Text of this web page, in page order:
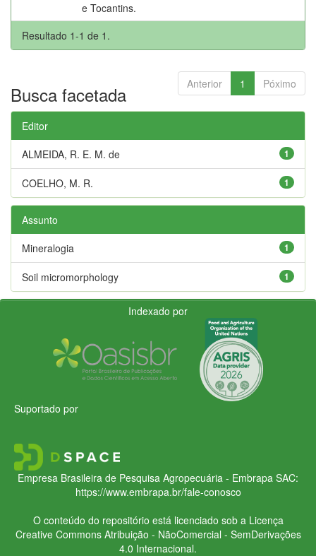
e Tocantins.
Resultado 1-1 de 1.
Anterior 1 Póximo
Busca facetada
Editor
1
ALMEIDA, R. E. M. de
1
COELHO, M. R.
Assunto
1
Mineralogia
1
Soil micromorphology
Indexado por
Suportado por
Empresa Brasileira de Pesquisa Agropecuária - Embrapa SAC:
https://www.embrapa.br/fale-conosco
O conteúdo do repositório está licenciado sob a Licença
Creative CommonsAtribuição - NãoComercial - SemDerivações
4.0 Internacional.